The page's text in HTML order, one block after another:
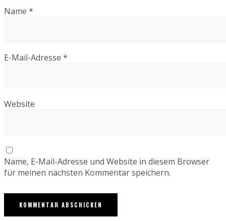
Name *
E-Mail-Adresse *
Website
Name, E-Mail-Adresse und Website in diesem Browser
für meinen nächsten Kommentar speichern.